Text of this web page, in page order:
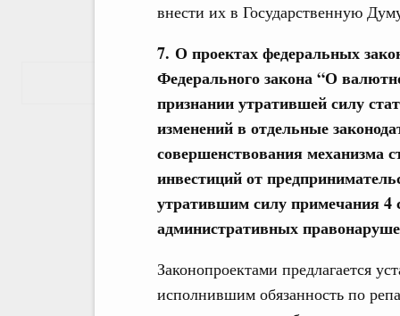
внести их в Государственную
7. О проектах федеральных
Федерального закона “О
признании утратившей силу
изменений в отдельные
совершенствования механизма
инвестиций от
утратившим силу примечания 4
административных
Законопроектами предлагается
исполнившим обязанность по
Показать еще